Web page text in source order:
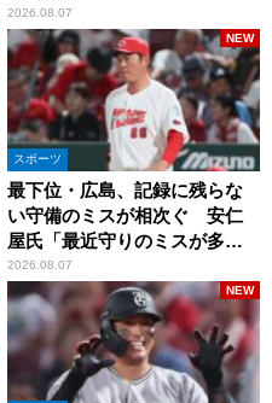
2026.08.07
スポーツ
最下位・広島、記録に残らな
い守備のミスが相次ぐ 安仁
屋氏「最近守りのミスが多
い」
2026.08.07
NEW
NEW